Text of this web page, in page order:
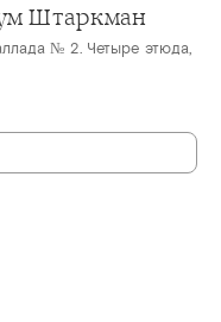
Штаркман
№ 2. Четыре этюда,